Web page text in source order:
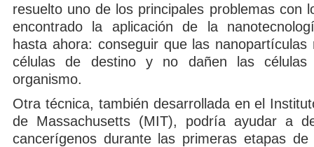
resuelto uno de los principales problemas con
encontrado la aplicación de la
hasta ahora: conseguir que las nanopartículas
células de destino y no dañen las células
organismo.
Otra técnica, también desarrollada en el
de Massachusetts (MIT), podría ayudar a
cancerígenos durante las primeras etapas de